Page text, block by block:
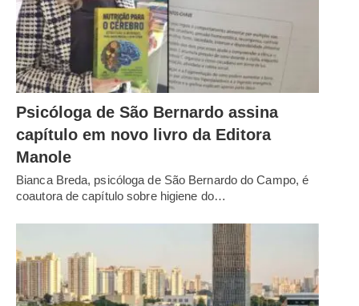
Psicóloga de São Bernardo assina
capítulo em novo livro da Editora
Manole
Bianca Breda, psicóloga de São Bernardo do Campo, é
coautora de capítulo sobre higiene do…